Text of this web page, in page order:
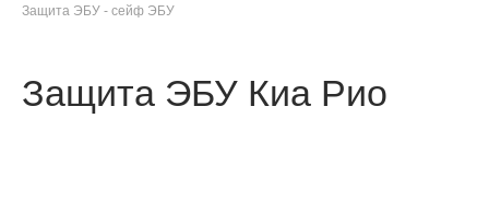
Защита ЭБУ - сейф ЭБУ
Защита ЭБУ Киа Рио